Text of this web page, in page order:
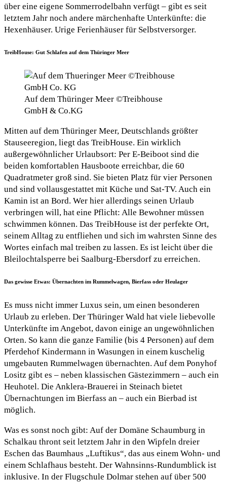
über eine eigene Sommerrodelbahn verfügt – gibt es seit
letztem Jahr noch andere märchenhafte Unterkünfte: die
Hexenhäuser. Urige Ferienhäuser für Selbstversorger.
TreibHouse: Gut Schlafen auf dem Thüringer Meer
Auf dem Thüringer Meer ©Treibhouse
GmbH & Co.KG
Mitten auf dem Thüringer Meer, Deutschlands größter
Stauseeregion, liegt das TreibHouse. Ein wirklich
außergewöhnlicher Urlaubsort: Per E-Beiboot sind die
beiden komfortablen Hausboote erreichbar, die 60
Quadratmeter groß sind. Sie bieten Platz für vier Personen
und sind vollausgestattet mit Küche und Sat-TV. Auch ein
Kamin ist an Bord. Wer hier allerdings seinen Urlaub
verbringen will, hat eine Pflicht: Alle Bewohner müssen
schwimmen können. Das TreibHouse ist der perfekte Ort,
seinem Alltag zu entfliehen und sich im wahrsten Sinne des
Wortes einfach mal treiben zu lassen. Es ist leicht über die
Bleilochtalsperre bei Saalburg-Ebersdorf zu erreichen.
Das gewisse Etwas: Übernachten im Rummelwagen, Bierfass oder Heulager
Es muss nicht immer Luxus sein, um einen besonderen
Urlaub zu erleben. Der Thüringer Wald hat viele liebevolle
Unterkünfte im Angebot, davon einige an ungewöhnlichen
Orten. So kann die ganze Familie (bis 4 Personen) auf dem
Pferdehof Kindermann in Wasungen in einem kuschelig
umgebauten Rummelwagen übernachten. Auf dem Ponyhof
Lositz gibt es – neben klassischen Gästezimmern – auch ein
Heuhotel. Die Anklera-Brauerei in Steinach bietet
Übernachtungen im Bierfass an – auch ein Bierbad ist
möglich.
Was es sonst noch gibt: Auf der Domäne Schaumburg in
Schalkau thront seit letztem Jahr in den Wipfeln dreier
Eschen das Baumhaus „Luftikus“, das aus einem Wohn- und
einem Schlafhaus besteht. Der Wahnsinns-Rundumblick ist
inklusive. In der Flugschule Dolmar stehen auf über 500